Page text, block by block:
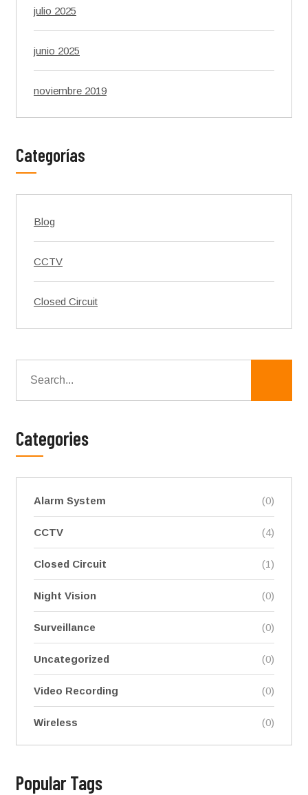
julio 2025
junio 2025
noviembre 2019
Categorías
Blog
CCTV
Closed Circuit
Categories
Alarm System (0)
CCTV (4)
Closed Circuit (1)
Night Vision (0)
Surveillance (0)
Uncategorized (0)
Video Recording (0)
Wireless (0)
Popular Tags